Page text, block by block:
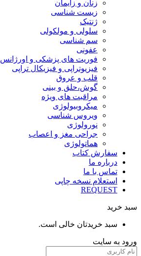
زنان و زایمان
زیست شناسی
ژنتیک
سلولی و مولکولی
سم شناسی
عفونی
فوریت های پزشکی و اورژانس
فیزیوتراپی و فیزیکال تراپی
قلب و عروق
گوش،حلق و بینی
مراقبت های ویژه
میکروبیولوژی
ویروس شناسی
نورولوژی
جراحی مغز و اعصاب
هماتولوژی
سفارش کتاب
درباره ما
تماس با ما
استعلام نسخه چاپی
REQUEST
سبد خرید
سبد خریدتان خالی است.
ورود به سایت